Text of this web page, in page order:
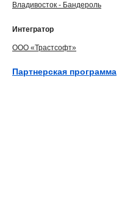
Владивосток - Бандероль
Интегратор
ООО «Трастсофт»
Партнерская программа